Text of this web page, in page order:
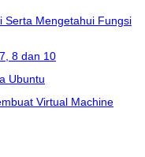
Serta Mengetahui Fungsi
8 dan 10
Ubuntu
Virtual Machine